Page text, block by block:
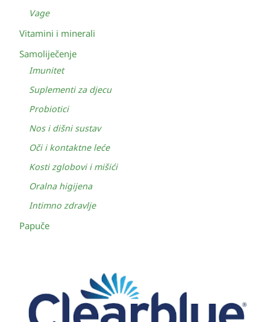
Vage
Vitamini i minerali
Samoliječenje
Imunitet
Suplementi za djecu
Probiotici
Nos i dišni sustav
Oči i kontaktne leće
Kosti zglobovi i mišići
Oralna higijena
Intimno zdravlje
Papuče